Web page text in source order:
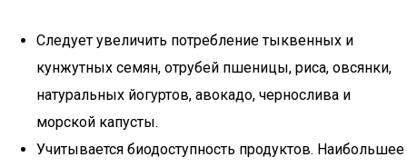
Следует увеличить потребление тыквенных и
кунжутных семян, отрубей пшеницы, риса, овсянки,
натуральных йогуртов, авокадо, чернослива и
морской капусты.
Учитывается биодоступность продуктов. Наибольшее